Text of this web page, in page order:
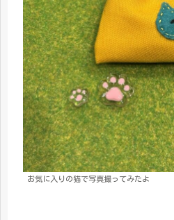
お気に入りの猫で写真撮ってみたよ